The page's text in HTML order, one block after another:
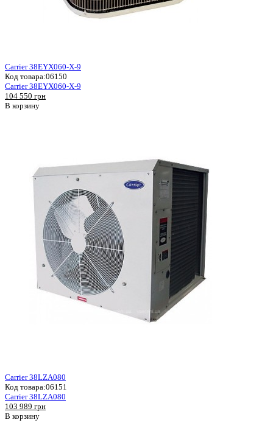
Carrier 38EYX060-X-9
Код товара:06150
Carrier 38EYX060-X-9
104 550 грн
В корзину
Carrier 38LZA080
Код товара:06151
Carrier 38LZA080
103 989 грн
В корзину